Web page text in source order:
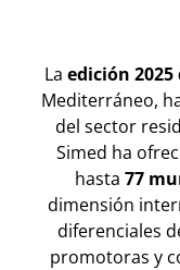
La edición 2025
Mediterráneo,
del sector
Simed ha
hasta 77
dimensión
diferenciales
promotoras y